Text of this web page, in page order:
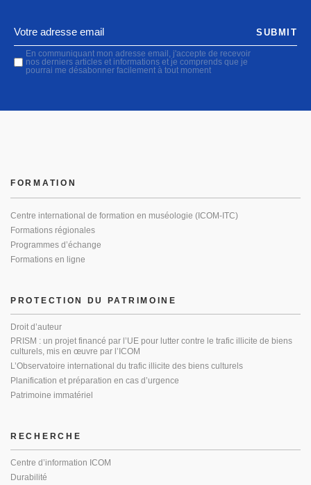
En communiquant mon adresse email, j'accepte de recevoir
nos derniers articles et informations et je comprends que je
pourrai me désabonner facilement à tout moment
SUBMIT
PROTECTION DU PATRIMOINE
Droit d’auteur
PRISM : un projet financé par l’UE pour lutter contre le trafic illicite de biens
culturels, mis en œuvre par l’ICOM
L’Observatoire international du trafic illicite des biens culturels
Planification et préparation en cas d’urgence
Patrimoine immatériel
FORMATION
Centre international de formation en muséologie (ICOM-ITC)
Formations régionales
Programmes d’échange
Formations en ligne
RECHERCHE
Centre d’information ICOM
Durabilité